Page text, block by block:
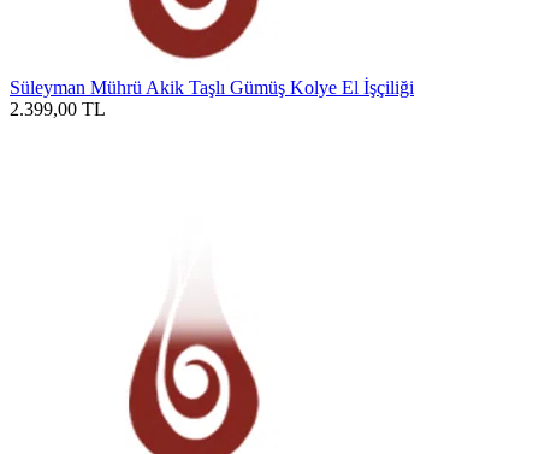
Süleyman Mührü Akik Taşlı Gümüş Kolye El İşçiliği
2.399,00 TL